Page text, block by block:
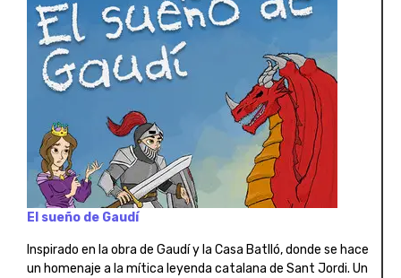
El sueño de Gaudí
Inspirado en la obra de Gaudí y la Casa Batlló, donde se hace
un homenaje a la mítica leyenda catalana de Sant Jordi. Un